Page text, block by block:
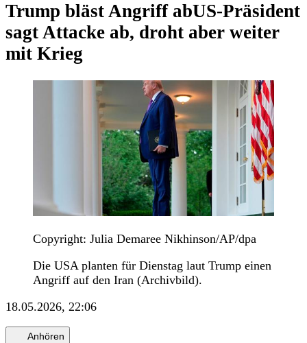
Trump bläst Angriff abUS-Präsident
sagt Attacke ab, droht aber weiter
mit Krieg
Copyright: Julia Demaree Nikhinson/AP/dpa
Die USA planten für Dienstag laut Trump einen
Angriff auf den Iran (Archivbild).
18.05.2026, 22:06
Anhören